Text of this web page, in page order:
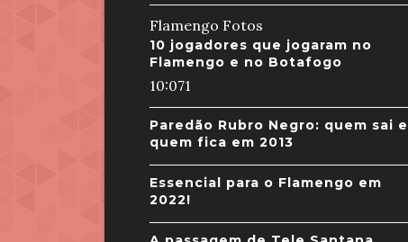
Flamengo Fotos
10 jogadores que jogaram no
Flamengo e no Botafogo
10:071
Paredão Rubro Negro: quem sai e
quem fica em 2013
Essencial para o Flamengo em
2022!